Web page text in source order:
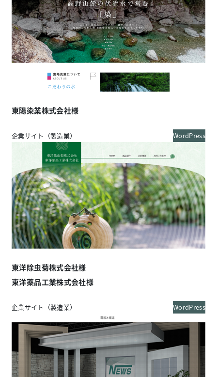
東陽染業株式会社様
企業サイト（製造業） WordPress
東洋除虫菊株式会社様
東洋薬品工業株式会社様
企業サイト（製造業） WordPress